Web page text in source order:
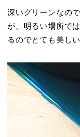
深いグリーンなの
が、明るい場所で
るのでとても美しい